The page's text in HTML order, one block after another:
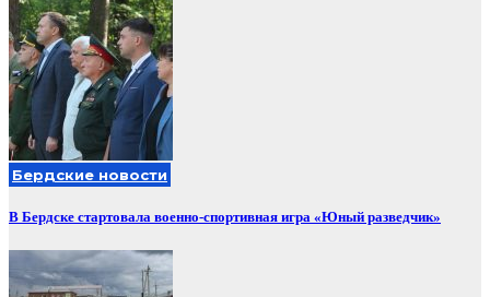
Бердские новости
В Бердске стартовала военно-спортивная игра «Юный разведчик»